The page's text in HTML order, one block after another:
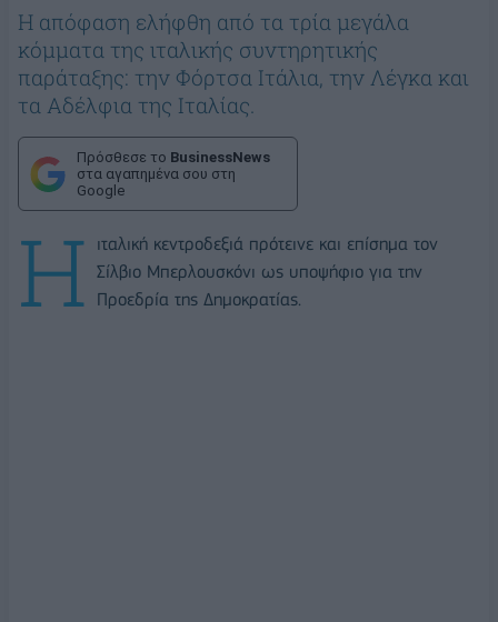
Η απόφαση ελήφθη από τα τρία μεγάλα
κόμματα της ιταλικής συντηρητικής
παράταξης: την Φόρτσα Ιτάλια, την Λέγκα και
τα Αδέλφια της Ιταλίας.
Πρόσθεσε το BusinessNews
στα αγαπημένα σου στη
Google
Η
ιταλική κεντροδεξιά πρότεινε και επίσημα τον
Σίλβιο Μπερλουσκόνι ως υποψήφιο για την
Προεδρία της Δημοκρατίας.